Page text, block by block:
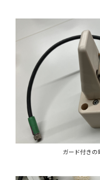
ガード付きの